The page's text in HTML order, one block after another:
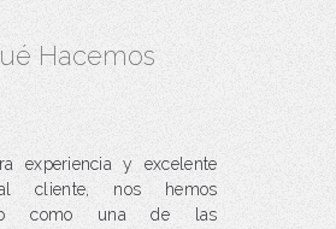
Hacemos
experiencia y excelente
cliente, nos hemos
como una de las